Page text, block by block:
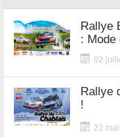
Rallye
: Mode
02
Rallye
!
22